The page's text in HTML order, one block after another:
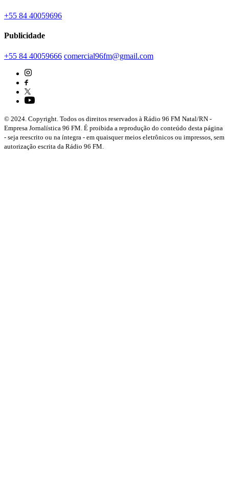
+55 84 40059696
Publicidade
+55 84 40059666 comercial96fm@gmail.com
© 2024. Copyright. Todos os direitos reservados à Rádio 96 FM Natal/RN -
Empresa Jornalística 96 FM. É proibida a reprodução do conteúdo desta página
- seja reescrito ou na íntegra - em quaisquer meios eletrônicos ou impressos, sem
autorização escrita da Rádio 96 FM.